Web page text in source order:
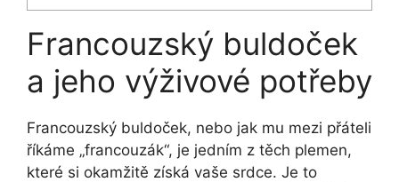
Francouzský buldoček
a jeho výživové‌ potřeby
Francouzský⁣ buldoček, nebo jak mu mezi ⁣přáteli
říkáme „francouzák“, ‍je ⁤jedním⁢ z ​těch⁢ plemen,⁤
které si ⁣okamžitě získá vaše srdce. Je to